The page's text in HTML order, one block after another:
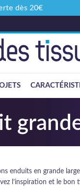
enduits en grande
l’inspiration et le bon
dès 20€